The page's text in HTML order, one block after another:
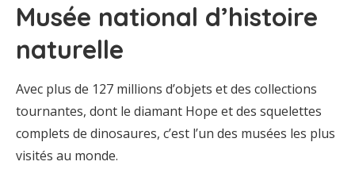
Musée national d’histoire
naturelle
Avec plus de 127 millions d’objets et des collections
tournantes, dont le diamant Hope et des squelettes
complets de dinosaures, c’est l’un des musées les plus
visités au monde.